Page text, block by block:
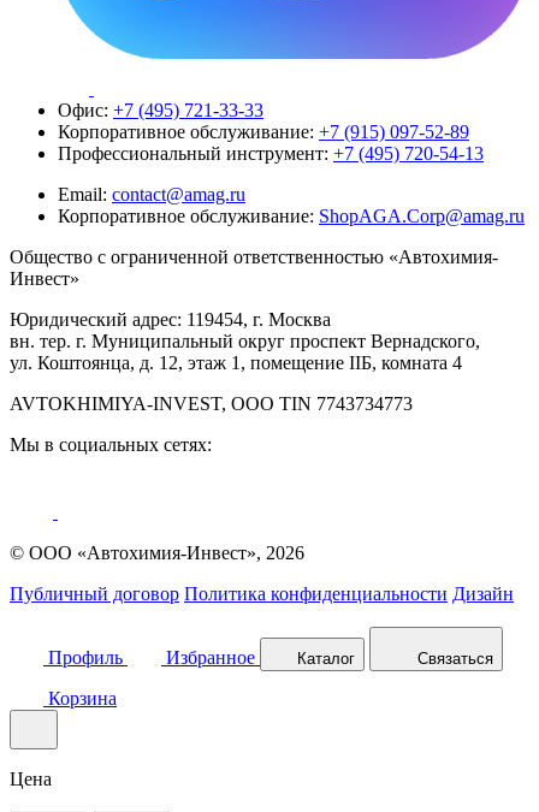
Офис: +7 (495) 721-33-33
Корпоративное обслуживание: +7 (915) 097-52-89
Профессиональный инструмент: +7 (495) 720-54-13
Email: contact@amag.ru
Корпоративное обслуживание: ShopAGA.Corp@amag.ru
Общество с ограниченной ответственностью «Автохимия-
Инвест»
Юридический адрес: 119454, г. Москва
вн. тер. г. Муниципальный округ проспект Вернадского,
ул. Коштоянца, д. 12, этаж 1, помещение IIБ, комната 4
AVTOKHIMIYA-INVEST, OOO TIN 7743734773
Мы в социальных сетях:
© ООО «Автохимия-Инвест», 2026
Публичный договор Политика конфиденциальности Дизайн
Профиль Избранное Каталог Связаться
Корзина
Цена